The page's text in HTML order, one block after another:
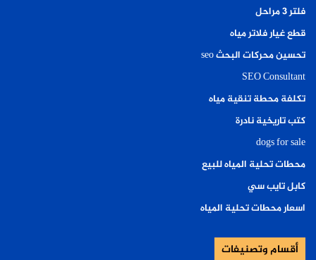
فلتر ٣ مراحل
قطع غيار فلاتر مياه
تحسين محركات البحث seo
SEO Consultant
تكلفة محطة تنقية مياه
كتب تاريخية نادرة
dogs for sale
محطات تحلية المياه للبيع
كابل تايب سي
اسعار محطات تحلية المياه
أقسام وتصنيفات